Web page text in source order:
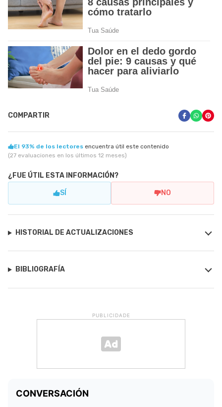
COMPARTIR
El 93% de los lectores encuentra útil este contenido
(27 evaluaciones en los últimos 12 meses)
¿FUE ÚTIL ESTA INFORMACIÓN?
SÍ NO
HISTORIAL DE ACTUALIZACIONES
BIBLIOGRAFÍA
PUBLICIDADE